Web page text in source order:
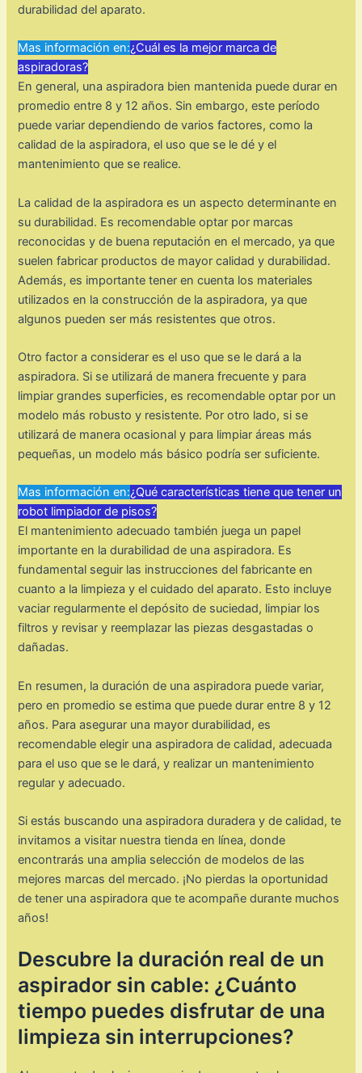
durabilidad del aparato.
Mas información en:¿Cuál es la mejor marca de
aspiradoras?
En general, una aspiradora bien mantenida puede durar en
promedio entre 8 y 12 años. Sin embargo, este período
puede variar dependiendo de varios factores, como la
calidad de la aspiradora, el uso que se le dé y el
mantenimiento que se realice.
La calidad de la aspiradora es un aspecto determinante en
su durabilidad. Es recomendable optar por marcas
reconocidas y de buena reputación en el mercado, ya que
suelen fabricar productos de mayor calidad y durabilidad.
Además, es importante tener en cuenta los materiales
utilizados en la construcción de la aspiradora, ya que
algunos pueden ser más resistentes que otros.
Otro factor a considerar es el uso que se le dará a la
aspiradora. Si se utilizará de manera frecuente y para
limpiar grandes superficies, es recomendable optar por un
modelo más robusto y resistente. Por otro lado, si se
utilizará de manera ocasional y para limpiar áreas más
pequeñas, un modelo más básico podría ser suficiente.
Mas información en:¿Qué características tiene que tener un
robot limpiador de pisos?
El mantenimiento adecuado también juega un papel
importante en la durabilidad de una aspiradora. Es
fundamental seguir las instrucciones del fabricante en
cuanto a la limpieza y el cuidado del aparato. Esto incluye
vaciar regularmente el depósito de suciedad, limpiar los
filtros y revisar y reemplazar las piezas desgastadas o
dañadas.
En resumen, la duración de una aspiradora puede variar,
pero en promedio se estima que puede durar entre 8 y 12
años. Para asegurar una mayor durabilidad, es
recomendable elegir una aspiradora de calidad, adecuada
para el uso que se le dará, y realizar un mantenimiento
regular y adecuado.
Si estás buscando una aspiradora duradera y de calidad, te
invitamos a visitar nuestra tienda en línea, donde
encontrarás una amplia selección de modelos de las
mejores marcas del mercado. ¡No pierdas la oportunidad
de tener una aspiradora que te acompañe durante muchos
años!
Descubre la duración real de un
aspirador sin cable: ¿Cuánto
tiempo puedes disfrutar de una
limpieza sin interrupciones?